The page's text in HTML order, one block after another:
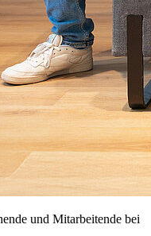
und Mitarbeitende bei